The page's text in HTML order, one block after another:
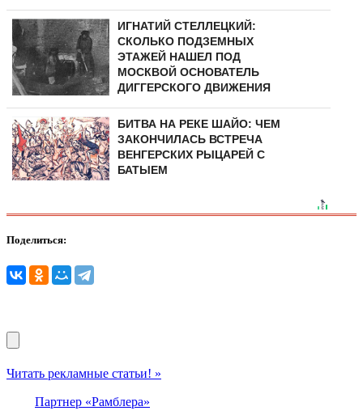
ИГНАТИЙ СТЕЛЛЕЦКИЙ:
СКОЛЬКО ПОДЗЕМНЫХ
ЭТАЖЕЙ НАШЕЛ ПОД
МОСКВОЙ ОСНОВАТЕЛЬ
ДИГГЕРСКОГО ДВИЖЕНИЯ
БИТВА НА РЕКЕ ШАЙО: ЧЕМ
ЗАКОНЧИЛАСЬ ВСТРЕЧА
ВЕНГЕРСКИХ РЫЦАРЕЙ С
БАТЫЕМ
Поделиться:
Читать рекламные статьи! »
Партнер «Рамблера»